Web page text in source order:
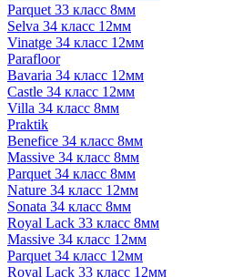
Parquet 33 класс 8мм
Selva 34 класс 12мм
Vinatge 34 класс 12мм
Parafloor
Bavaria 34 класс 12мм
Castle 34 класс 12мм
Villa 34 класс 8мм
Praktik
Benefice 34 класс 8мм
Massive 34 класс 8мм
Parquet 34 класс 8мм
Nature 34 класс 12мм
Sonata 34 класс 8мм
Royal Lack 33 класс 8мм
Massive 34 класс 12мм
Parquet 34 класс 12мм
Royal Lack 33 класс 12мм